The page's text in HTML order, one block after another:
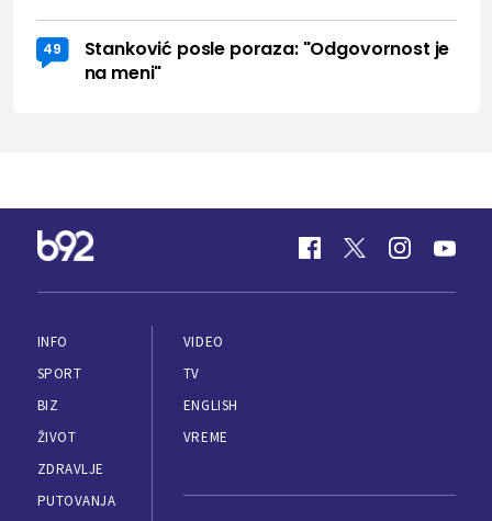
49
Stanković posle poraza: "Odgovornost je
na meni"
INFO
SPORT
BIZ
ŽIVOT
ZDRAVLJE
PUTOVANJA
VIDEO
TV
ENGLISH
VREME